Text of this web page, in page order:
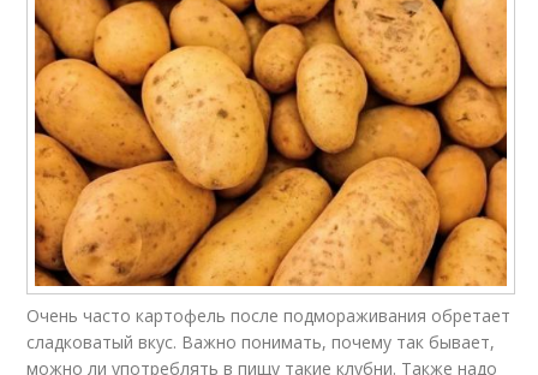
Очень часто картофель после подмораживания обретает
сладковатый вкус. Важно понимать, почему так бывает,
можно ли употреблять в пищу такие клубни. Также надо